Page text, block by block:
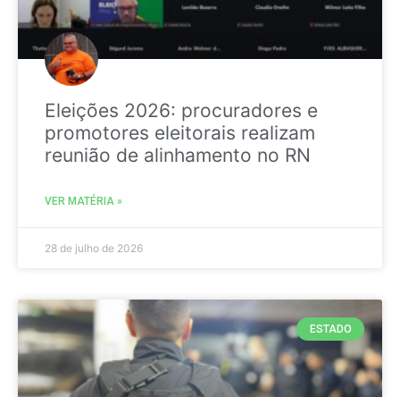
Eleições 2026: procuradores e
promotores eleitorais realizam
reunião de alinhamento no RN
VER MATÉRIA »
28 de julho de 2026
ESTADO